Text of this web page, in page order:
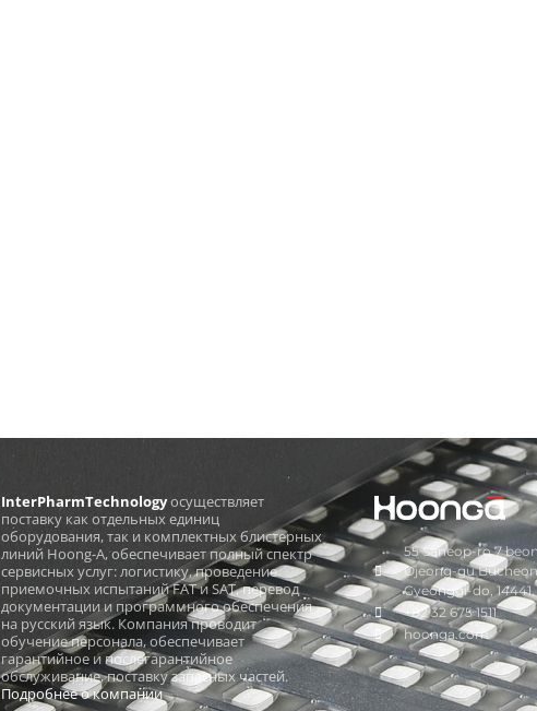
InterPharmTechnologyосуществляет
поставку как отдельных единиц
оборудования, так и комплектных блистерных
линий Hoong-A, обеспечивает полный спектр
сервисных услуг: логистику, проведение
приемочных испытаний FAT и SAT, перевод
документации и программного обеспечения
на русский язык. Компания проводит
обучение персонала, обеспечивает
гарантийное и послегарантийное
обслуживание, поставку запасных частей.
Подробнее о компании
55 Saneop-ro 7
Ojeong-gu
Gyeonggi-do,
+82 32 675 1511
hoonga.com